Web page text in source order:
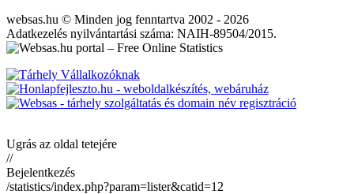
websas.hu © Minden jog fenntartva 2002 - 2026
Adatkezelés nyilvántartási száma: NAIH-89504/2015.
Ugrás az oldal tetejére
//
Bejelentkezés
/statistics/index.php?param=lister&catid=12